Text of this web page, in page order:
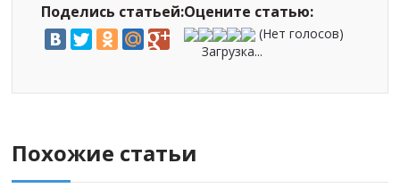
Поделись статьей:Оцените статью:
(Нет голосов)
Загрузка...
Похожие статьи